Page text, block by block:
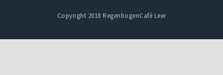
Copyright 2018 RegenbogenCafé Leer